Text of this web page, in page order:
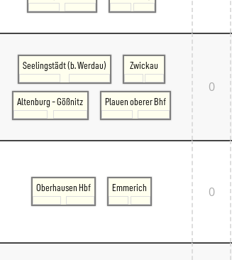
Seelingstädt (b. Werdau) Zwickau
Altenburg - Gößnitz Plauen oberer Bhf
0
Oberhausen Hbf Emmerich 0